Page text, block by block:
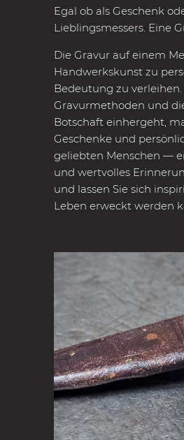
Egal ob als Geschenk
Lieblingsmessers. Eine
Die Gravur auf einem
Handwerkskunst zu
Bedeutung zu
Gravurmethoden und
Botschaft einhergeht,
Geschenke und
geliebten Menschen —
und wertvolles
und lassen Sie sich
Leben erweckt werden